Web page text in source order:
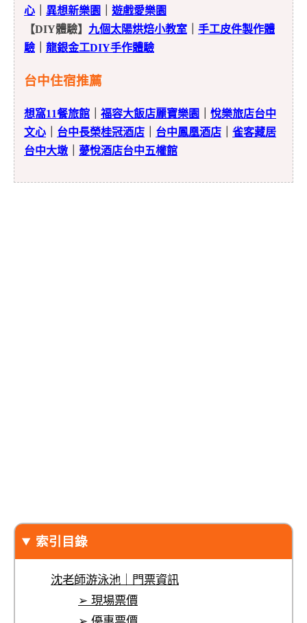
心
異想新樂園
遊戲愛樂園
【DIY體驗】 九個太陽烘焙小教室
手工皮件製作體
驗
龍銀金工DIY手作體驗
台中住宿推薦
想窩11餐旅館 福容大飯店麗寶樂園
悅樂旅店台中
文心
台中長榮桂冠酒店 台中鳳凰酒店
雀客藏居
台中大墩
薆悅酒店台中五權館
索引目錄
沈老師游泳池｜門票資訊
➢ 現場票價